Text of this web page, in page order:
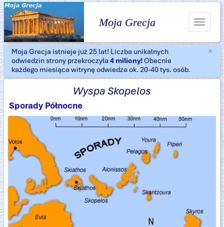
Moja Grecja
Toggle
×
Moja Grecja istnieje już 25 lat! Liczba unikalnych
odwiedzin strony przekroczyła 4 miliony!Obecnie
każdego miesiąca witrynę odwiedza ok. 20-40 tys. osób.
Wyspa Skopelos
Sporady Północne